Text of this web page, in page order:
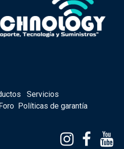
Servicios
Foro Políticas de garantía